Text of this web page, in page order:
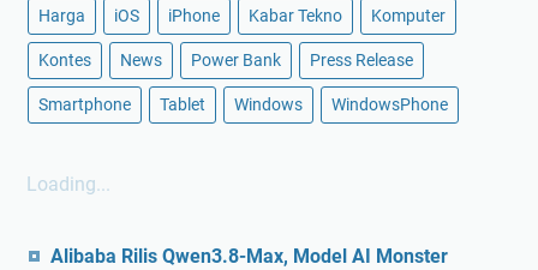
Harga iOS iPhone Kabar Tekno Komputer
Kontes News Power Bank Press Release
Smartphone Tablet Windows WindowsPhone
Loading...
Alibaba Rilis Qwen3.8-Max, Model AI Monster